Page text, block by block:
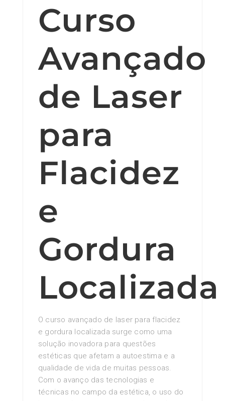
Curso
Avançado
de Laser
para
Flacidez
e
Gordura
Localizada
O curso avançado de laser para flacidez
e gordura localizada surge como uma
solução inovadora para questões
estéticas que afetam a autoestima e a
qualidade de vida de muitas pessoas.
Com o avanço das tecnologias e
técnicas no campo da estética, o uso do